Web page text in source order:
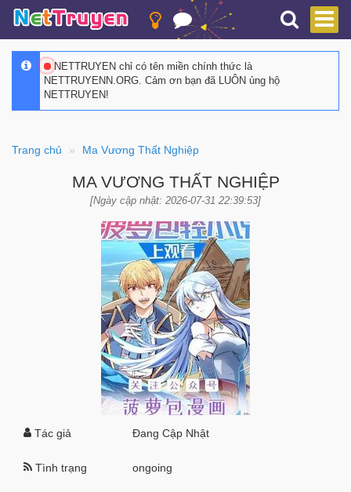
NETTRUYEN chỉ có tên miền chính thức là
NETTRUYENN.ORG. Cảm ơn bạn đã LUÔN ủng hộ
NETTRUYEN!
Trang chủ Ma Vương Thất Nghiệp
MA VƯƠNG THẤT NGHIỆP
[Ngày cập nhật: 2026-07-31 22:39:53]
Tác giả Đang Cập Nhật
Tình trạng ongoing